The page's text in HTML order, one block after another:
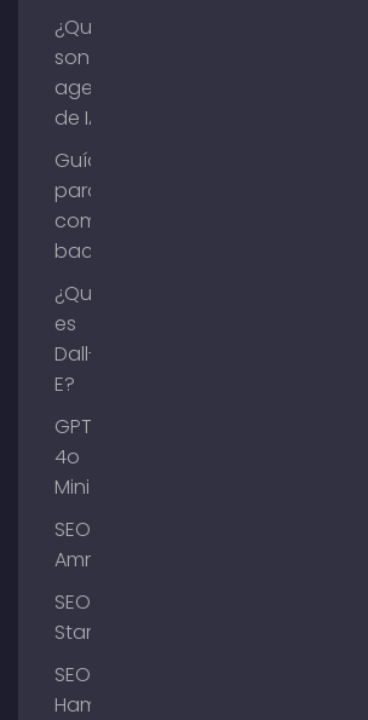
¿Qué
son los
agentes
de IA?
Guía
para
comprar
backlinks
¿Qué
es
Dall-
E?
GPT-
4o
Mini
SEO
Ammersee
SEO
Starnberg
SEO
Hamburgo